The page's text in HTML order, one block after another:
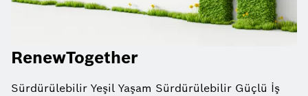
RenewTogether
Sürdürülebilir Yeşil Yaşam Sürdürülebilir Güçlü İş